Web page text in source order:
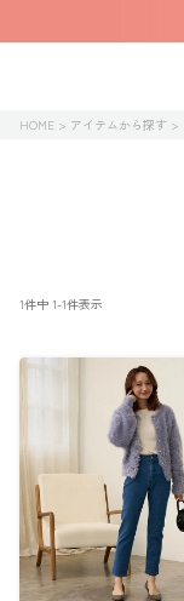
HOME アイテムから探す
1件中 1-1件表示